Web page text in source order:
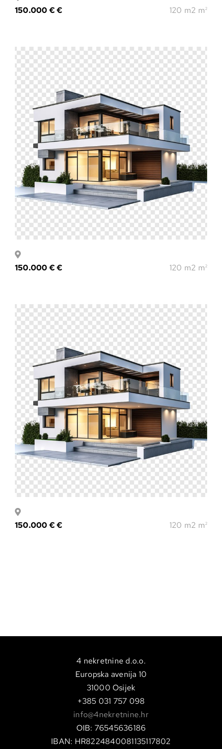
150.000 € € 120 m2 m 2
150.000 € € 120 m2 m 2
150.000 € € 120 m2 m 2
4 nekretnine d.o.o.
Europska avenija 10
31000 Osijek
+385 031 757 098
info@4nekretnine.hr
OIB: 76545636186
IBAN: HR8224840081135117802